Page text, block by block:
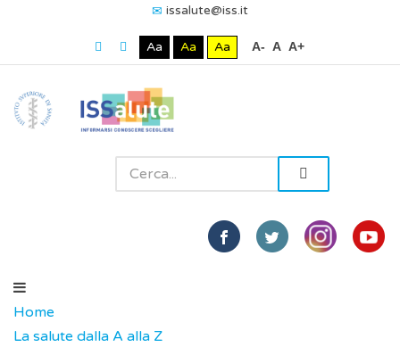
issalute@iss.it
Aa Aa Aa A- A A+
Home
La salute dalla A alla Z